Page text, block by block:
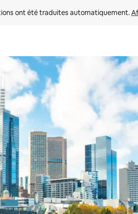
ont été traduites automatiquement.
vers le bas pour les parcourir ou en